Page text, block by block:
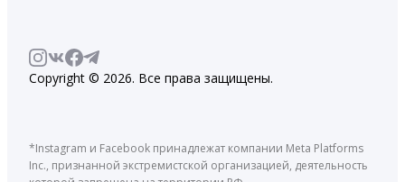
Copyright © 2026. Все права защищены.
*Instagram и Facebook принадлежат компании Meta Platforms
Inc., признанной экстремистской организацией, деятельность